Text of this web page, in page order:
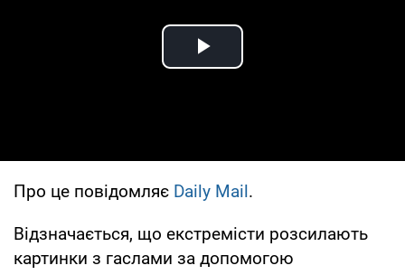
Play Video
Про це повідомляє Daily Mail.
Відзначається, що екстремісти розсилають
картинки з гаслами за допомогою